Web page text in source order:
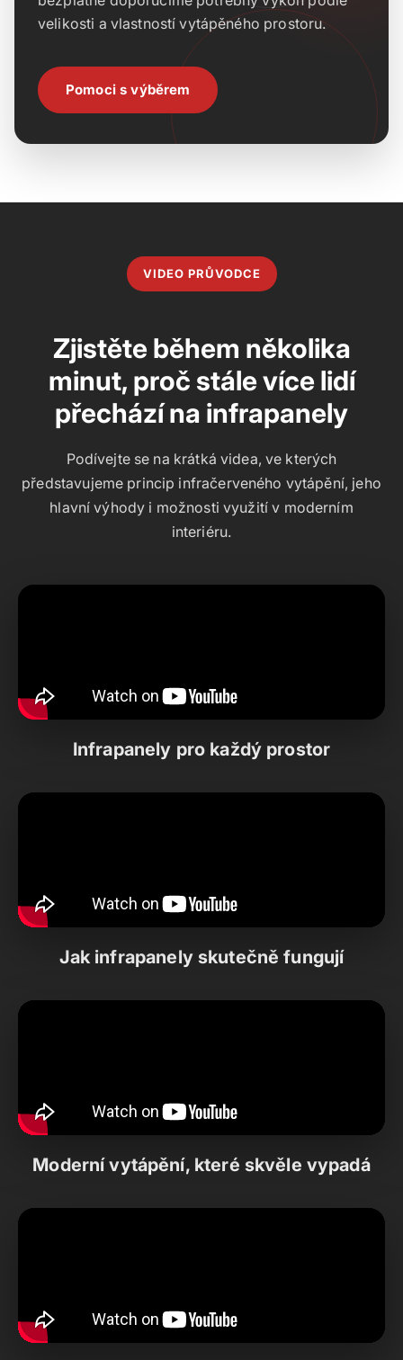
velikosti a vlastností vytápěného prostoru.
Pomoci s výběrem
VIDEO PRŮVODCE
Zjistěte během několika
minut, proč stále více lidí
přechází na infrapanely
Podívejte se na krátká videa, ve kterých
představujeme princip infračerveného vytápění, jeho
hlavní výhody i možnosti využití v moderním
interiéru.
Infrapanely pro každý prostor
Jak infrapanely skutečně fungují
Moderní vytápění, které skvěle vypadá